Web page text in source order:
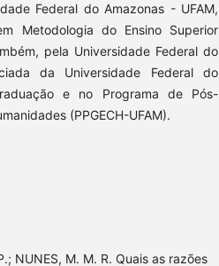
Federal do Amazonas - UFAM,
Metodologia do Ensino Superior
pela Universidade Federal do
da Universidade Federal do
e no Programa de Pós-
(PPGECH-UFAM).
NUNES, M. M. R. Quais as razões